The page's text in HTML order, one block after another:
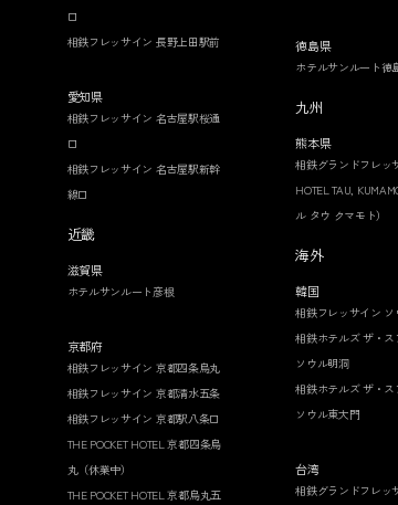
口
相鉄フレッサイン 長野上田駅前
愛知県
相鉄フレッサイン 名古屋駅桜通
口
相鉄フレッサイン 名古屋駅新幹
線口
近畿
滋賀県
ホテルサンルート彦根
京都府
相鉄フレッサイン 京都四条烏丸
相鉄フレッサイン 京都清水五条
相鉄フレッサイン 京都駅八条口
THE POCKET HOTEL 京都四条烏
丸（休業中）
THE POCKET HOTEL 京都烏丸五
徳島県
ホテルサンルート徳
九州
熊本県
相鉄グランドフレッ
HOTEL TAU,
ル タウ クマモト）
海外
韓国
相鉄フレッサイン
相鉄ホテルズ ザ・
ソウル明洞
相鉄ホテルズ ザ・
ソウル東大門
台湾
相鉄グランドフレッ